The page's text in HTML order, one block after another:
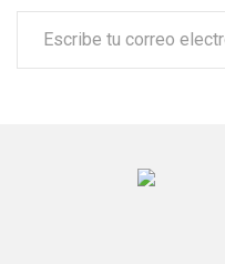
Escribe tu correo electrónico…